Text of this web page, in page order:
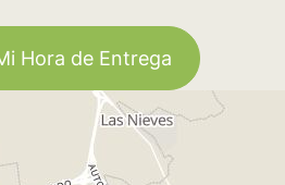
Hora de Entrega